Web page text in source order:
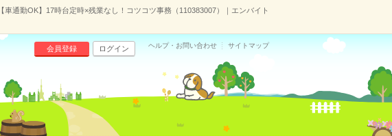
【車通勤OK】17時台定時×残業なし！コツコツ事務（110383007）｜エンバイト
会員登録 ログイン ヘルプ・お問い合わせ サイトマップ